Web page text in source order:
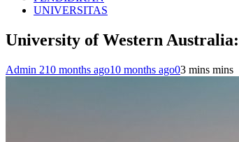
UNIVERSITAS
University of Western
Admin 210 months ago10 months ago03 mins mins